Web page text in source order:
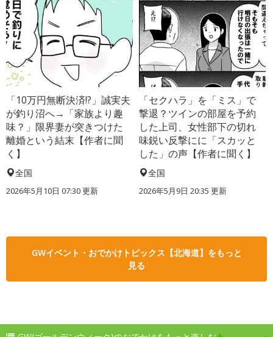
「10万円無断決済!?」誠実夫
が釣り沼へ→「家族より趣
味？」限界妻が突きつけた
離婚という結末【作者に聞
く】
全国
2026年5月10日 07:30 更新
「セクハラ」を「ミス」で
撃退？ツインの部屋を予約
した上司、女性部下の切れ
味鋭い反撃にに「スカッと
した」の声【作者に聞く】
全国
2026年5月9日 20:35 更新
GWイベント・おでかけトピックス【北海道】をもっと
見る